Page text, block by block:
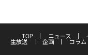
TOP ニュース
生放送 企画 コラム